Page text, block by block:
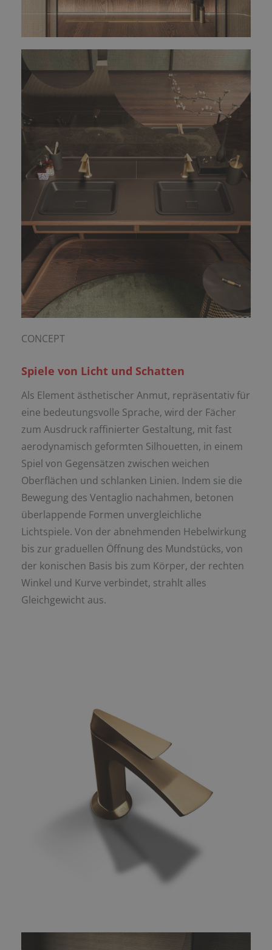
CONCEPT
Spiele von Licht und Schatten
Als Element ästhetischer Anmut, repräsentativ für
eine bedeutungsvolle Sprache, wird der Fächer
zum Ausdruck raffinierter Gestaltung, mit fast
aerodynamisch geformten Silhouetten, in einem
Spiel von Gegensätzen zwischen weichen
Oberflächen und schlanken Linien. Indem sie die
Bewegung des Ventaglio nachahmen, betonen
überlappende Formen unvergleichliche
Lichtspiele. Von der abnehmenden Hebelwirkung
bis zur graduellen Öffnung des Mundstücks, von
der konischen Basis bis zum Körper, der rechten
Winkel und Kurve verbindet, strahlt alles
Gleichgewicht aus.